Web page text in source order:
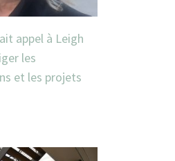
appel à Leigh
les
et les projets